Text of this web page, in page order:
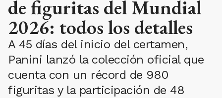
de figuritas del Mundial
2026: todos los detalles
A 45 días del inicio del certamen,
Panini lanzó la colección oficial que
cuenta con un récord de 980
figuritas y la participación de 48